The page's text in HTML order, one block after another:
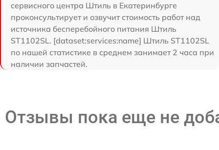
сервисного центра Штиль в Екатеринбурге
проконсультирует и озвучит стоимость работ над
источника бесперебойного питания Штиль
ST1102SL. [dataset:services:name] Штиль ST1102SL
по нашей статистике в среднем занимает 2 часа при
наличии запчастей.
Отзывы пока еще не